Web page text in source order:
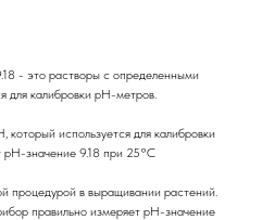
- это растворы с определенными
для калибровки pH-метров.
который используется для калибровки
значение 9.18 при 25°C
процедурой в выращивании растений.
правильно измеряет pH-значение